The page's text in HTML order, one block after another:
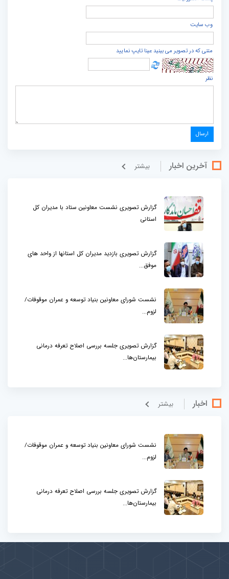
وب سایت
متنی که در تصویر می بینید عینا تایپ نمایید
نظر
آخرین اخبار بيشتر
گزارش تصویری نشست معاونین ستاد با مدیران کل
استانی
گزارش تصویری بازدید مدیران کل استانها از واحد های
موفق...
نشست شورای معاونین بنیاد توسعه و عمران موقوفات/
لزوم...
گزارش تصویری جلسه بررسی اصلاح تعرفه درمانی
بیمارستان‌ها...
اخبار بيشتر
نشست شورای معاونین بنیاد توسعه و عمران موقوفات/
لزوم...
گزارش تصویری جلسه بررسی اصلاح تعرفه درمانی
بیمارستان‌ها...